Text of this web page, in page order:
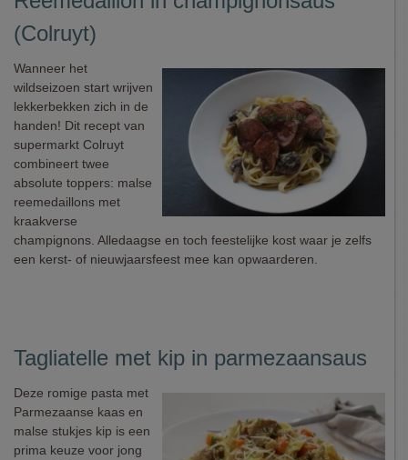
(Colruyt)
Wanneer het
wildseizoen start wrijven
lekkerbekken zich in de
handen! Dit recept van
supermarkt Colruyt
combineert twee
absolute toppers: malse
reemedaillons met
kraakverse
champignons. Alledaagse en toch feestelijke kost waar je zelfs
een kerst- of nieuwjaarsfeest mee kan opwaarderen.
Tagliatelle met kip in parmezaansaus
Deze romige pasta met
Parmezaanse kaas en
malse stukjes kip is een
prima keuze voor jong